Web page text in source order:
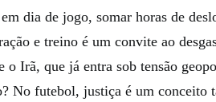
dia de jogo, somar horas de
e treino é um convite ao
o Irã, que já entra sob tensão
No futebol, justiça é um conceito